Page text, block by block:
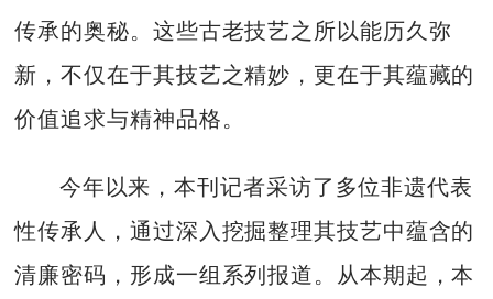
传承的奥秘。这些古老技艺之所以能历久弥
新，不仅在于其技艺之精妙，更在于其蕴藏的
价值追求与精神品格。
今年以来，本刊记者采访了多位非遗代表
性传承人，通过深入挖掘整理其技艺中蕴含的
清廉密码，形成一组系列报道。从本期起，本